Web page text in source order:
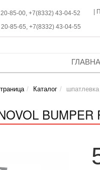
85-00, +7(8332) 43-04-52
20-85-65, +7(8332) 43-04-55
Каталог